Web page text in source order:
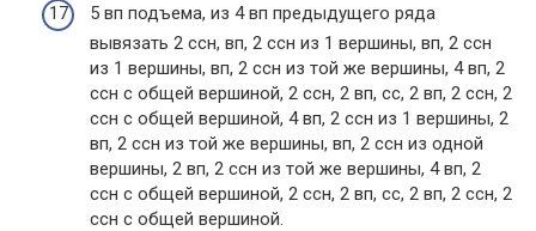
5 вп подъема, из 4 вп предыдущего ряда
вывязать 2 ссн, вп, 2 ссн из 1 вершины, вп, 2 ссн
из 1 вершины, вп, 2 ссн из той же вершины, 4 вп, 2
ссн с общей вершиной, 2 ссн, 2 вп, сс, 2 вп, 2 ссн, 2
ссн с общей вершиной, 4 вп, 2 ссн из 1 вершины, 2
вп, 2 ссн из той же вершины, вп, 2 ссн из одной
вершины, 2 вп, 2 ссн из той же вершины, 4 вп, 2
ссн с общей вершиной, 2 ссн, 2 вп, сс, 2 вп, 2 ссн, 2
ссн с общей вершиной.